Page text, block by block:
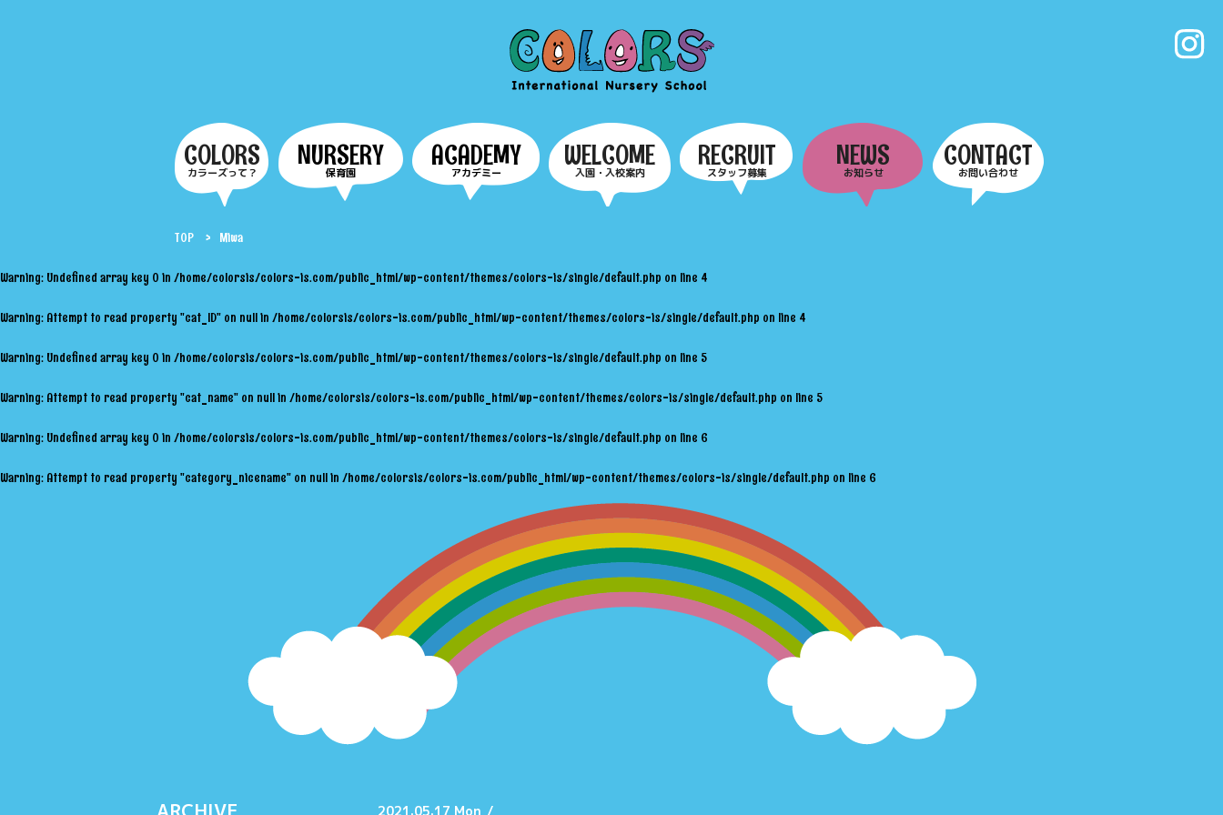
COLORS
カラーズって？
NURSERY
保育園
ACADEMY
アカデミー
WELCOME
入園・入校案内
RECRUIT
スタッフ募集
NEWS
お知らせ
CONTACT
お問い合わせ
TOP Miwa
Warning: Undefined array key 0 in /home/colorsis/colors-is.com/public_html/wp-content/themes/colors-is/single/default.php on line 4
Warning: Attempt to read property "cat_ID" on null in /home/colorsis/colors-is.com/public_html/wp-content/themes/colors-is/single/default.php on line 4
Warning: Undefined array key 0 in /home/colorsis/colors-is.com/public_html/wp-content/themes/colors-is/single/default.php on line 5
Warning: Attempt to read property "cat_name" on null in /home/colorsis/colors-is.com/public_html/wp-content/themes/colors-is/single/default.php on line 5
Warning: Undefined array key 0 in /home/colorsis/colors-is.com/public_html/wp-content/themes/colors-is/single/default.php on line 6
Warning: Attempt to read property "category_nicename" on null in /home/colorsis/colors-is.com/public_html/wp-content/themes/colors-is/single/default.php on line 6
2021.05.17 Mon /